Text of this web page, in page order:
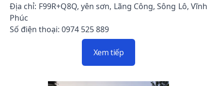
Địa chỉ: F99R+Q8Q, yên sơn, Lãng Công, Sông Lô, Vĩnh
Phúc
Số điện thoại: 0974 525 889
Xem tiếp